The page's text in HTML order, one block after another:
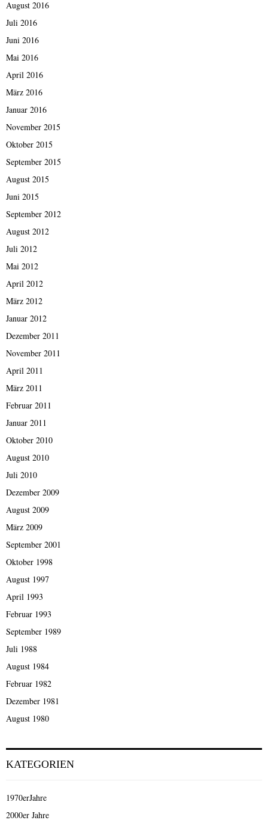
August 2016
Juli 2016
Juni 2016
Mai 2016
April 2016
März 2016
Januar 2016
November 2015
Oktober 2015
September 2015
August 2015
Juni 2015
September 2012
August 2012
Juli 2012
Mai 2012
April 2012
März 2012
Januar 2012
Dezember 2011
November 2011
April 2011
März 2011
Februar 2011
Januar 2011
Oktober 2010
August 2010
Juli 2010
Dezember 2009
August 2009
März 2009
September 2001
Oktober 1998
August 1997
April 1993
Februar 1993
September 1989
Juli 1988
August 1984
Februar 1982
Dezember 1981
August 1980
KATEGORIEN
1970erJahre
2000er Jahre